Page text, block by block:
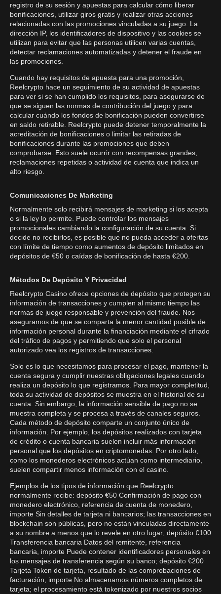
registro de su sesión y apuestas para calcular cómo liberar
bonificaciones, utilizar giros gratis y realizar otras acciones
relacionadas con las promociones vinculadas a su juego. La
dirección IP, los identificadores de dispositivo y las cookies se
utilizan para evitar que las personas utilicen varias cuentas,
detectar reclamaciones automatizadas y detener el fraude en
las promociones.
Cuando hay requisitos de apuesta para una promoción,
Reelcrypto hace un seguimiento de su actividad de apuestas
para ver si se han cumplido los requisitos, para asegurarse de
que se siguen las normas de contribución del juego y para
calcular cuándo los fondos de bonificación pueden convertirse
en saldo retirable. Reelcrypto puede detener temporalmente la
acreditación de bonificaciones o limitar las retiradas de
bonificaciones durante las promociones que deben
comprobarse. Esto suele ocurrir con recompensas grandes,
reclamaciones repetidas o actividad de cuenta que indica un
alto riesgo.
Comunicaciones De Marketing
Normalmente solo recibirá mensajes de marketing si los acepta
o si la ley lo permite. Puede controlar los mensajes
promocionales cambiando la configuración de su cuenta. Si
decide no recibirlos, es posible que no pueda acceder a ofertas
con límite de tiempo como aumentos de depósito limitados en
depósitos de €50 o caídas de bonificación de hasta €200.
Métodos De Depósito Y Privacidad
Reelcrypto Casino ofrece opciones de depósito que protegen su
información de transacciones y cumplen al mismo tiempo las
normas de juego responsable y prevención del fraude. Nos
aseguramos de que se comparta la menor cantidad posible de
información personal durante la financiación mediante el cifrado
del tráfico de pagos y permitiendo que solo el personal
autorizado vea los registros de transacciones.
Solo es lo que necesitamos para procesar el pago, mantener la
cuenta segura y cumplir nuestras obligaciones legales cuando
realiza un depósito lo que registramos. Para mayor completitud,
toda su actividad de depósitos se muestra en el historial de su
cuenta. Sin embargo, la información sensible de pago no se
muestra completa y se procesa a través de canales seguros.
Cada método de depósito comparte un conjunto único de
información. Por ejemplo, los depósitos realizados con tarjeta
de crédito o cuenta bancaria suelen incluir más información
personal que los depósitos en criptomonedas. Por otro lado,
como los monederos electrónicos actúan como intermediario,
suelen compartir menos información con el casino.
Ejemplos de los tipos de información que Reelcrypto
normalmente recibe: depósito €50 Confirmación de pago con
monedero electrónico, referencia de cuenta de monedero,
importe Sin detalles de tarjeta ni bancarios; las transacciones en
blockchain son públicas, pero no están vinculadas directamente
a su nombre a menos que lo revele en otro lugar; depósito €100
Transferencia bancaria Datos del remitente, referencia
bancaria, importe Puede contener identificadores personales en
los mensajes de transferencia según su banco; depósito €200
Tarjeta Token de tarjeta, resultado de las comprobaciones de
facturación, importe No almacenamos números completos de
tarjeta; el procesamiento está tokenizado por nuestros socios